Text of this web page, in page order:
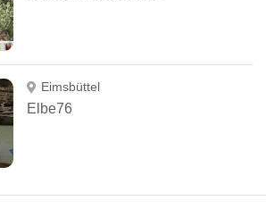
Eimsbüttel
Elbe76